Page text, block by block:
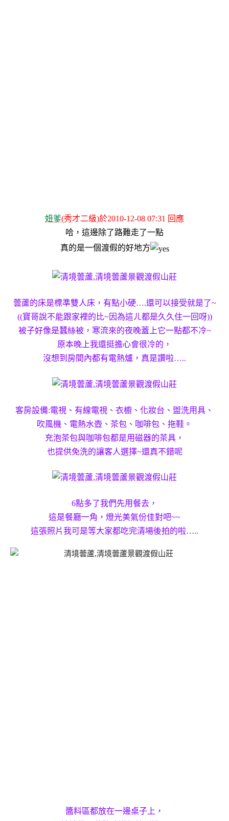
妞爹(秀才二級)於2010-12-08 07:31 回應
哈，這邊除了路難走了一點
真的是一個渡假的好地方
蕓蘆的床是標準雙人床，有點小硬….還可以接受就是了~
((寶哥說不能跟家裡的比~因為這ㄦ都是久久住一回呀))
被子好像是蠺絲被，寒流來的夜晚蓋上它一點都不冷~
原本晚上我還挺擔心會很冷的，
沒想到房間內都有電熱爐，真是讚啦…..
客房設備:電視、有線電視、衣櫥、化妝台、盥洗用具、
吹風機、電熱水壺、茶包、咖啡包、拖鞋。
充泡茶包與咖啡包都是用磁器的茶具，
也提供免洗的讓客人選擇~還真不錯呢
6點多了我們先用餐去，
這是餐廳一角，燈光美氣份佳對吧~~
這張照片我可是等大家都吃完清場後拍的啦…..
醬料區都放在一邊桌子上，